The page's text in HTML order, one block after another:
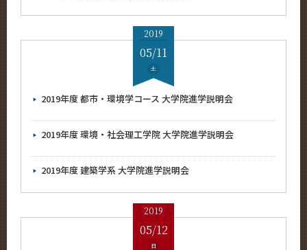
2019
05/11
土
2019年度 都市・環境学コース 大学院進学説明会
2019年度 環境・社会理工学院 大学院進学説明会
2019年度 建築学系 大学院進学説明会
2019
05/12
日